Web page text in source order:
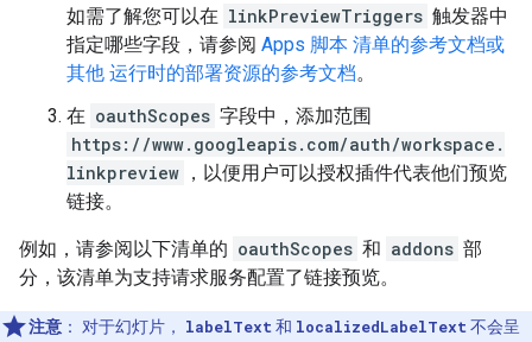
如需了解您可以在 linkPreviewTriggers 触发器中
指定哪些字段，请参阅 Apps 脚本 清单的参考文档或
其他 运行时的部署资源的参考文档。
在 oauthScopes 字段中，添加范围
https://www.googleapis.com/auth/workspace.
linkpreview ，以便用户可以授权插件代表他们预览
链接。
例如，请参阅以下清单的 oauthScopes 和 addons 部
分，该清单为支持请求服务配置了链接预览。
注意 ： 对于幻灯片， labelText 和 localizedLabelText 不会呈